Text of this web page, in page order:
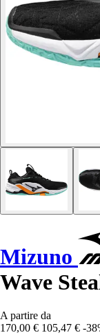
Mizuno
Wave
A partire da
170,00 € 105,47 € -